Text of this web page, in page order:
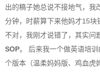
出的稿子她总说不接地气，我
分钟，时薪算下来他妈才15块
不对，我刚才说错了，其实问
SOP。 后来我一个做英语培训
个版本（温柔妈妈版、鸡血虎